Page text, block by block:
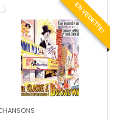
EN VEDETTE!